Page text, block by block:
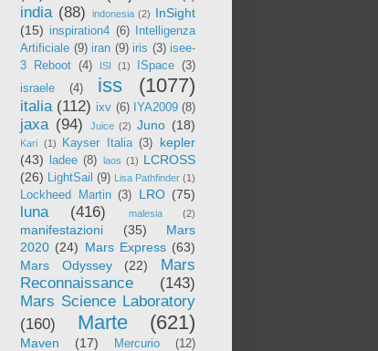
india (88) indonesia (2) InSight
(15) inspiration4 (6)
Intelligenza
Artificiale (9) iran (9) iris (3) isee-
3 Reboot (4) ISI (1) ISpace (3)
israele
(4) iss (1077)
italia (112) ixv (6) IYA2009 (8)
jaxa (94) Juice (2) Juno (18)
Kari (1) Kayser Italia (3)
kepler
(43)
ladee (8) laos (1) LCROSS
(26) LightSail (9) Lisa Pathfinder (1)
Lockheed Martin (3) LRO (75)
luna (416) malesia (2)
manifestazioni (35)
Mars
2020 (24) Mars Express (63)
Mars Odyssey
(22)
Mars
Reconnaissance
(143)
Mars Science Laboratory
(160)
Marte (621)
Maven (17) Mercurio
(12)